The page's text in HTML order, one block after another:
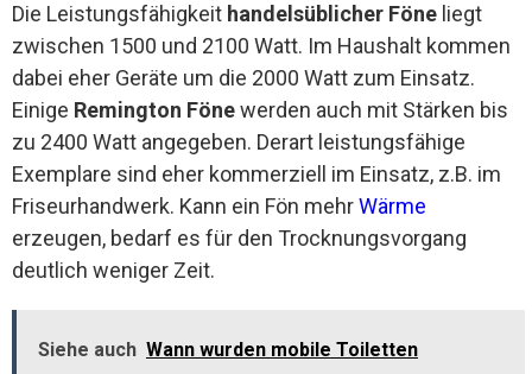
Die Leistungsfähigkeit handelsüblicher Föne liegt
zwischen 1500 und 2100 Watt. Im Haushalt kommen
dabei eher Geräte um die 2000 Watt zum Einsatz.
Einige Remington Fönewerden auch mit Stärken bis
zu 2400 Watt angegeben. Derart leistungsfähige
Exemplare sind eher kommerziell im Einsatz, z.B. im
Friseurhandwerk. Kann ein Fön mehrWärme
erzeugen, bedarf es für den Trocknungsvorgang
deutlich weniger Zeit.
Siehe auch Wann wurden mobile Toiletten